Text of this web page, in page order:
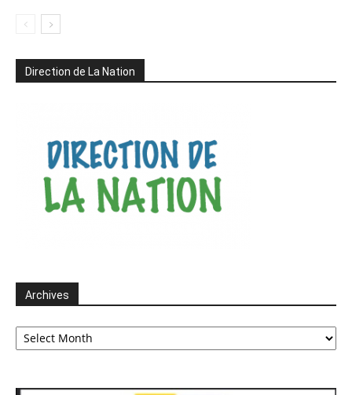
Direction de La Nation
Archives
Archives